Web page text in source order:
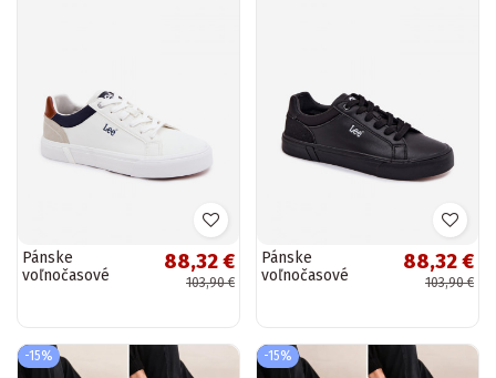
Pánske
voľnočasové
bielej farby
88,32 €
103,90 €
Pánske
voľnočasové
čiernej farby
88,32 €
103,90 €
-15% -15%